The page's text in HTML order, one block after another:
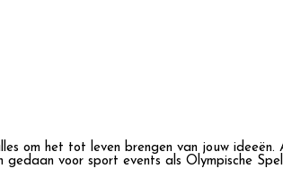
om het tot leven brengen van jouw
voor sport events als Olympische